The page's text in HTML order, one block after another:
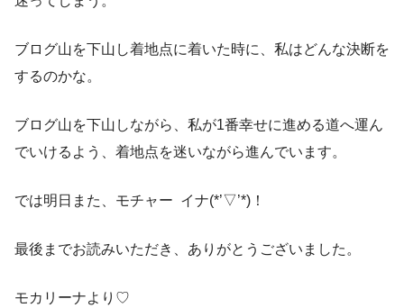
ブログ山を下山し着地点に着いた時に、私はどんな決断を
するのかな。
ブログ山を下山しながら、私が1番幸せに進める道へ運ん
でいけるよう、着地点を迷いながら進んでいます。
では明日また、モチャー イナ(*’▽’*)！
最後までお読みいただき、ありがとうございました。
モカリーナより♡